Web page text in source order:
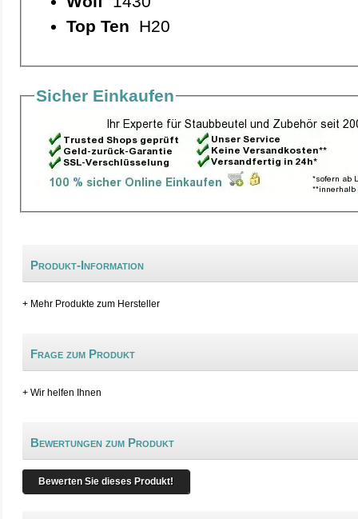
Top Ten H20
Sicher Einkaufen
Produkt-Information
+ Mehr Produkte zum Hersteller
Frage zum Produkt
+ Wir helfen Ihnen
Bewertungen zum Produkt
Bewerten Sie dieses Produkt!